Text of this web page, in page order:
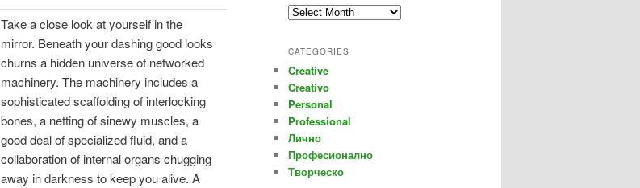
Take a close look at yourself in the
mirror. Beneath your dashing good looks
churns a hidden universe of networked
machinery. The machinery includes a
sophisticated scaffolding of interlocking
bones, a netting of sinewy muscles, a
good deal of specialized fluid, and a
collaboration of internal organs chugging
away in darkness to keep you alive. A
Archives
CATEGORIES
Creative
Creativo
Personal
Professional
Лично
Професионално
Творческо